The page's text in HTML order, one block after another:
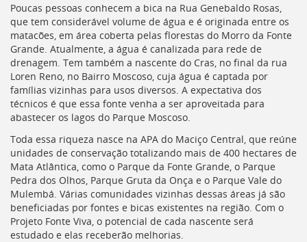
Poucas pessoas conhecem a bica na Rua Genebaldo Rosas,
que tem considerável volume de água e é originada entre os
matacões, em área coberta pelas florestas do Morro da Fonte
Grande. Atualmente, a água é canalizada para rede de
drenagem. Tem também a nascente do Cras, no final da rua
Loren Reno, no Bairro Moscoso, cuja água é captada por
famílias vizinhas para usos diversos. A expectativa dos
técnicos é que essa fonte venha a ser aproveitada para
abastecer os lagos do Parque Moscoso.
Toda essa riqueza nasce na APA do Maciço Central, que reúne
unidades de conservação totalizando mais de 400 hectares de
Mata Atlântica, como o Parque da Fonte Grande, o Parque
Pedra dos Olhos, Parque Gruta da Onça e o Parque Vale do
Mulembá. Várias comunidades vizinhas dessas áreas já são
beneficiadas por fontes e bicas existentes na região. Com o
Projeto Fonte Viva, o potencial de cada nascente será
estudado e elas receberão melhorias.